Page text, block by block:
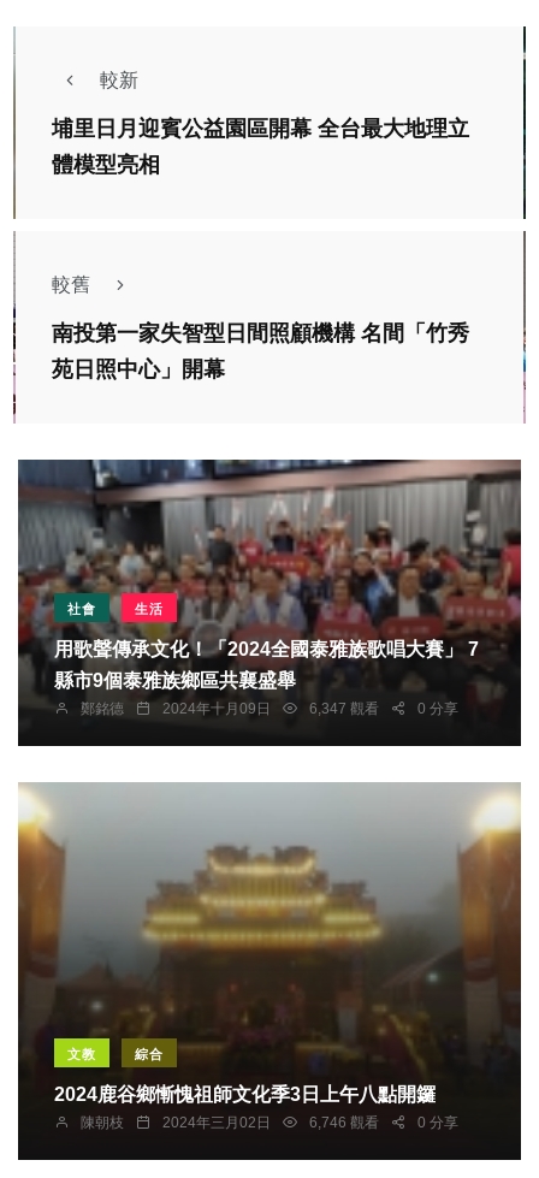
較新
埔里日月迎賓公益園區開幕 全台最大地理立
體模型亮相
較舊
南投第一家失智型日間照顧機構 名間「竹秀
苑日照中心」開幕
社會 生活
用歌聲傳承文化！「2024全國泰雅族歌唱大賽」 7
縣市9個泰雅族鄉區共襄盛舉
鄭銘德 2024年十月09日 6,347 觀看 0 分享
文教 綜合
2024鹿谷鄉慚愧祖師文化季3日上午八點開鑼
陳朝枝 2024年三月02日 6,746 觀看 0 分享